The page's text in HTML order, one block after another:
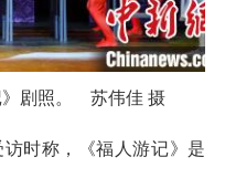
》剧照。 苏伟佳 摄
时称，《福人游记》是